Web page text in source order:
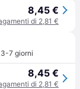
8,45 €
di 2,81 €
3-7 giorni
8,45 €
di 2,81 €